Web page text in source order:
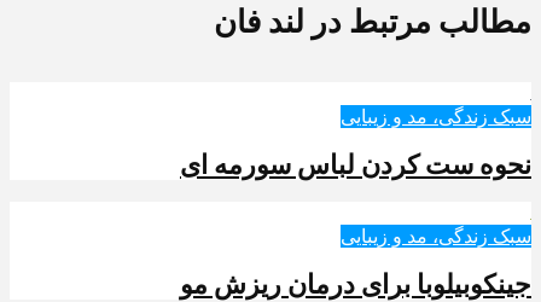
مطالب مرتبط در لند فان
سبک زندگی، مد و زیبایی
نحوه ست کردن لباس سورمه ای
سبک زندگی، مد و زیبایی
جینکوبیلوبا برای درمان ریزش مو